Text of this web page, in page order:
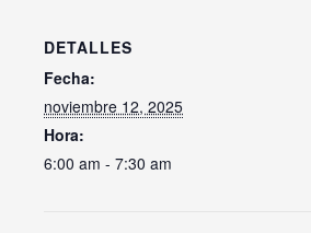
DETALLES
Fecha:
noviembre 12, 2025
Hora:
6:00 am - 7:30 am